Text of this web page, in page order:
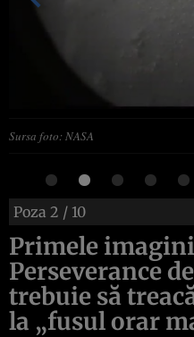
Sursa foto: NASA
Poza 2 / 10
Primele
Perseverance
trebuie să
la „fusul orar